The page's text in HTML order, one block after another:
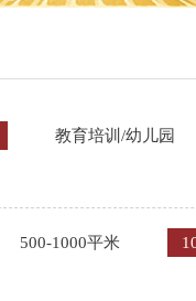
教育培训/幼儿园
500-1000平米